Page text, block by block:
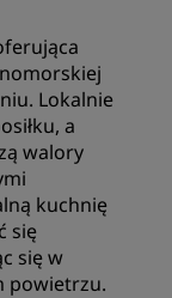
Lokalnie
a
walory
kuchnię
się
się w
powietrzu.